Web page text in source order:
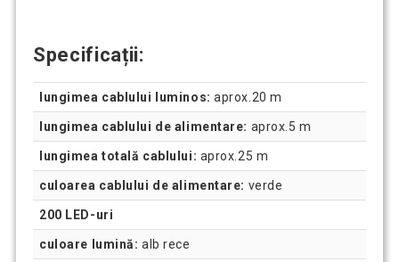
Specificații:
lungimea cablului luminos: aprox.20 m
lungimea cablului de alimentare: aprox.5 m
lungimea totală cablului: aprox.25 m
culoarea cablului de alimentare: verde
200 LED-uri
culoare lumină: alb rece